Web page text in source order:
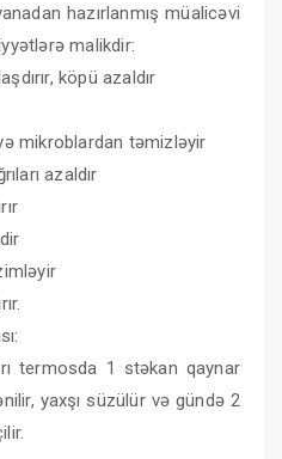
hazırlanmış müalicəvi
malikdir:
köpü azaldır
mikroblardan təmizləyir
azaldır
termosda 1 stəkan qaynar
yaxşı süzülür və gündə 2